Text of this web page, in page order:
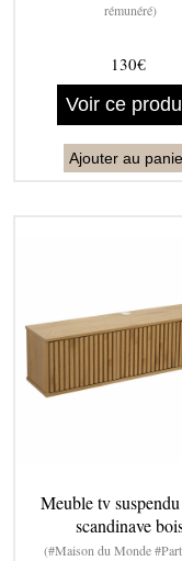
rémunéré)
130€
Voir ce
Ajouter au
Meuble tv
scandinave
(#Maison du Monde